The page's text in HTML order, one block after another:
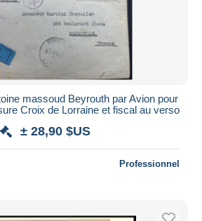
massoud Beyrouth par Avion pour
Croix de Lorraine et fiscal au verso
± 28,90 $US
Professionnel